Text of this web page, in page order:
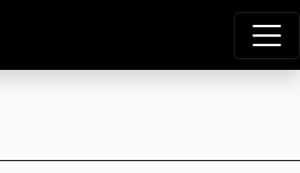
ン Agro Works｜ア